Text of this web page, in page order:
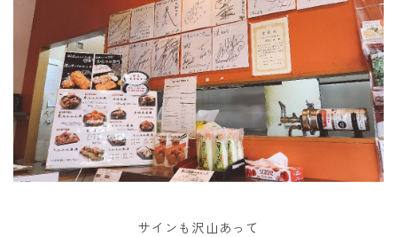
サインも沢山あって